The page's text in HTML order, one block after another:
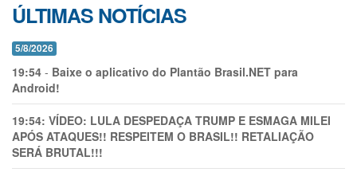
ÚLTIMAS NOTÍCIAS
5/8/2026
19:54 - Baixe o aplicativo do Plantão Brasil.NET para
Android!
19:54: VÍDEO: LULA DESPEDAÇA TRUMP E ESMAGA MILEI
APÓS ATAQUES!! RESPEITEM O BRASIL!! RETALIAÇÃO
SERÁ BRUTAL!!!